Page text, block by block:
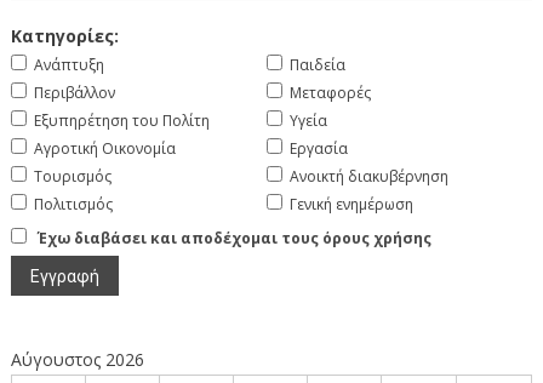
Κατηγορίες:
Ανάπτυξη
Περιβάλλον
Εξυπηρέτηση του Πολίτη
Αγροτική Οικονομία
Τουρισμός
Πολιτισμός
Παιδεία
Μεταφορές
Υγεία
Εργασία
Ανοικτή διακυβέρνηση
Γενική ενημέρωση
Έχω διαβάσει και αποδέχομαι τους όρους χρήσης
Αύγουστος 2026